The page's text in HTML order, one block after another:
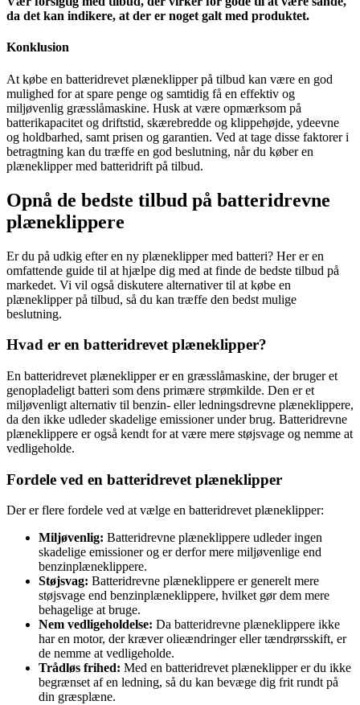
da det kan indikere, at der er noget galt med produktet.
Konklusion
At købe en batteridrevet plæneklipper på tilbud kan være en god
mulighed for at spare penge og samtidig få en effektiv og
miljøvenlig græsslåmaskine. Husk at være opmærksom på
batterikapacitet og driftstid, skærebredde og klippehøjde, ydeevne
og holdbarhed, samt prisen og garantien. Ved at tage disse faktorer i
betragtning kan du træffe en god beslutning, når du køber en
plæneklipper med batteridrift på tilbud.
Opnå de bedste tilbud på batteridrevne
plæneklippere
Er du på udkig efter en ny plæneklipper med batteri? Her er en
omfattende guide til at hjælpe dig med at finde de bedste tilbud på
markedet. Vi vil også diskutere alternativer til at købe en
plæneklipper på tilbud, så du kan træffe den bedst mulige
beslutning.
Hvad er en batteridrevet plæneklipper?
En batteridrevet plæneklipper er en græsslåmaskine, der bruger et
genopladeligt batteri som dens primære strømkilde. Den er et
miljøvenligt alternativ til benzin- eller ledningsdrevne plæneklippere,
da den ikke udleder skadelige emissioner under brug. Batteridrevne
plæneklippere er også kendt for at være mere støjsvage og nemme at
vedligeholde.
Fordele ved en batteridrevet plæneklipper
Der er flere fordele ved at vælge en batteridrevet plæneklipper:
Miljøvenlig: Batteridrevne plæneklippere udleder ingen
skadelige emissioner og er derfor mere miljøvenlige end
benzinplæneklippere.
Støjsvag: Batteridrevne plæneklippere er generelt mere
støjsvage end benzinplæneklippere, hvilket gør dem mere
behagelige at bruge.
Nem vedligeholdelse: Da batteridrevne plæneklippere ikke
har en motor, der kræver olieændringer eller tændrørsskift, er
de nemme at vedligeholde.
Trådløs frihed: Med en batteridrevet plæneklipper er du ikke
begrænset af en ledning, så du kan bevæge dig frit rundt på
din græsplæne.